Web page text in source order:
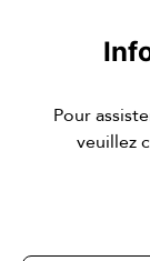
Pour
veuillez